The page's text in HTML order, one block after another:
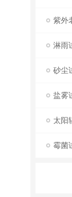
紫外
淋雨
砂尘
盐雾
太阳
霉菌